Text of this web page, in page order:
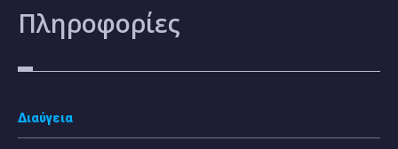
Πληροφορίες
Διαύγεια